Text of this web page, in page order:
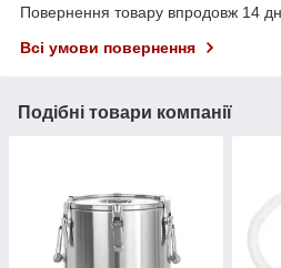
Повернення товару впродовж 14
Всі умови повернення
Подібні товари компанії